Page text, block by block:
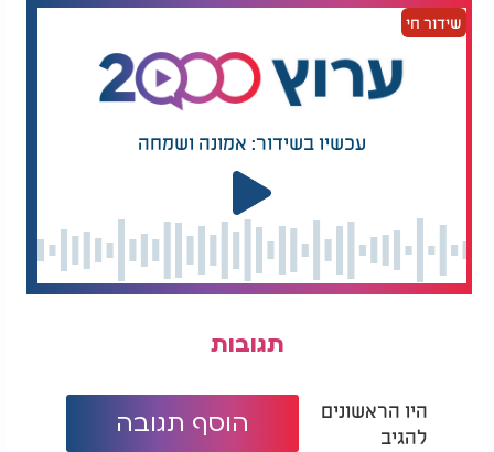
שידור חי
עכשיו בשידור: אמונה ושמחה
תגובות
היו הראשונים
להגיב
הוסף תגובה